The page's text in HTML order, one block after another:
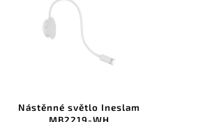
Nástěnné světlo Ineslam